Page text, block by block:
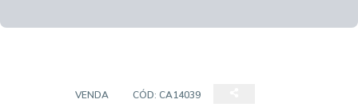
VENDA CÓD: CA14039